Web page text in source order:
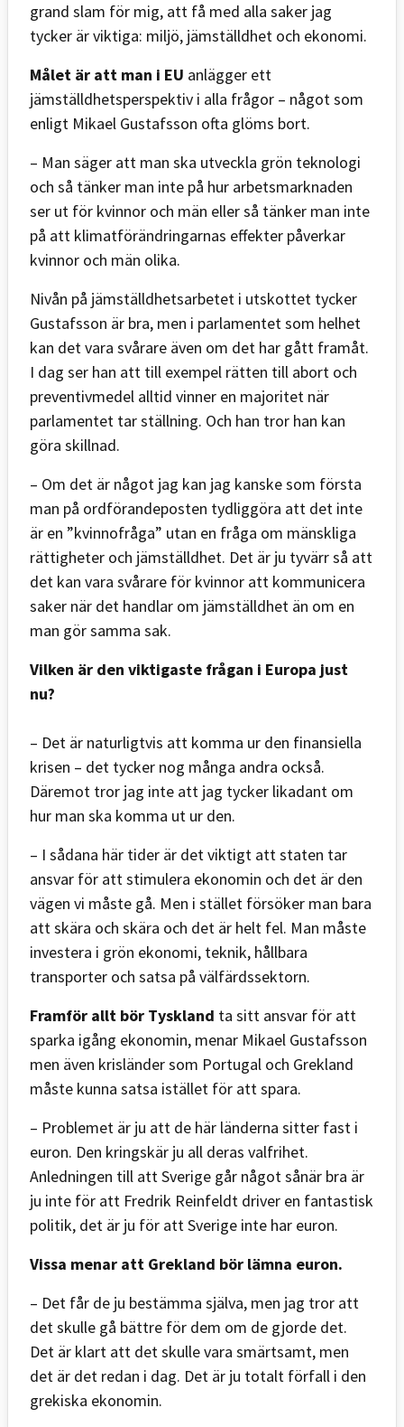
grand slam för mig, att få med alla saker jag
tycker är viktiga: miljö, jämställdhet och ekonomi.
Målet är att man i EU anlägger ett
jämställdhetsperspektiv i alla frågor – något som
enligt Mikael Gustafsson ofta glöms bort.
– Man säger att man ska utveckla grön teknologi
och så tänker man inte på hur arbetsmarknaden
ser ut för kvinnor och män eller så tänker man inte
på att klimatförändringarnas effekter påverkar
kvinnor och män olika.
Nivån på jämställdhetsarbetet i utskottet tycker
Gustafsson är bra, men i parlamentet som helhet
kan det vara svårare även om det har gått framåt.
I dag ser han att till exempel rätten till abort och
preventivmedel alltid vinner en majoritet när
parlamentet tar ställning. Och han tror han kan
göra skillnad.
– Om det är något jag kan jag kanske som första
man på ordförandeposten tydliggöra att det inte
är en ”kvinnofråga” utan en fråga om mänskliga
rättigheter och jämställdhet. Det är ju tyvärr så att
det kan vara svårare för kvinnor att kommunicera
saker när det handlar om jämställdhet än om en
man gör samma sak.
Vilken är den viktigaste frågan i Europa just
nu?
– Det är naturligtvis att komma ur den finansiella
krisen – det tycker nog många andra också.
Däremot tror jag inte att jag tycker likadant om
hur man ska komma ut ur den.
– I sådana här tider är det viktigt att staten tar
ansvar för att stimulera ekonomin och det är den
vägen vi måste gå. Men i stället försöker man bara
att skära och skära och det är helt fel. Man måste
investera i grön ekonomi, teknik, hållbara
transporter och satsa på välfärdssektorn.
Framför allt bör Tyskland ta sitt ansvar för att
sparka igång ekonomin, menar Mikael Gustafsson
men även krisländer som Portugal och Grekland
måste kunna satsa istället för att spara.
– Problemet är ju att de här länderna sitter fast i
euron. Den kringskär ju all deras valfrihet.
Anledningen till att Sverige går något sånär bra är
ju inte för att Fredrik Reinfeldt driver en fantastisk
politik, det är ju för att Sverige inte har euron.
Vissa menar att Grekland bör lämna euron.
– Det får de ju bestämma själva, men jag tror att
det skulle gå bättre för dem om de gjorde det.
Det är klart att det skulle vara smärtsamt, men
det är det redan i dag. Det är ju totalt förfall i den
grekiska ekonomin.